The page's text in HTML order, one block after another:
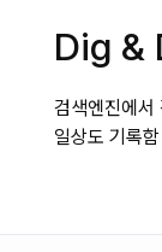
Dig &
검색엔진에서
일상도 기록